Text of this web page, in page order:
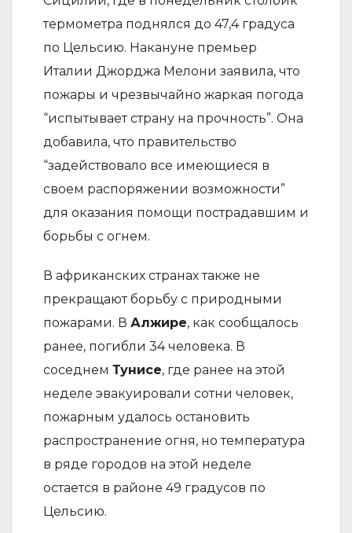
термометра поднялся до 47,4 градуса
по Цельсию. Накануне премьер
Италии Джорджа Мелони заявила, что
пожары и чрезвычайно жаркая погода
“испытывает страну на прочность”. Она
добавила, что правительство
“задействовало все имеющиеся в
своем распоряжении возможности”
для оказания помощи пострадавшим и
борьбы с огнем.
В африканских странах также не
прекращают борьбу с природными
пожарами. В Алжире, как сообщалось
ранее, погибли 34 человека. В
соседнем Тунисе, где ранее на этой
неделе эвакуировали сотни человек,
пожарным удалось остановить
распространение огня, но температура
в ряде городов на этой неделе
остается в районе 49 градусов по
Цельсию.